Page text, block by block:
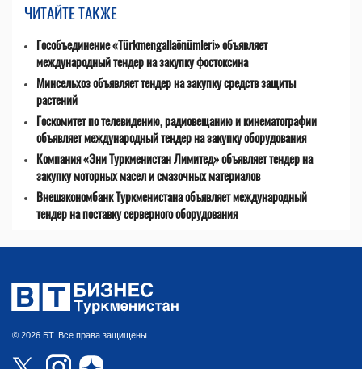
ЧИТАЙТЕ ТАКЖЕ
Гособъединение «Türkmengallaönümleri» объявляет
международный тендер на закупку фостоксина
Минсельхоз объявляет тендер на закупку средств защиты
растений
Госкомитет по телевидению, радиовещанию и кинематографии
объявляет международный тендер на закупку оборудования
Компания «Эни Туркменистан Лимитед» объявляет тендер на
закупку моторных масел и смазочных материалов
Внешэкономбанк Туркменистана объявляет международный
тендер на поставку серверного оборудования
© 2026 БТ. Все права защищены.